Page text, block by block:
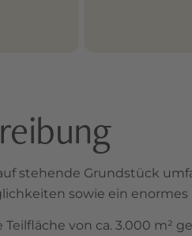
stehende Grundstück
sowie ein
Teilfläche von ca. 3.000 m²